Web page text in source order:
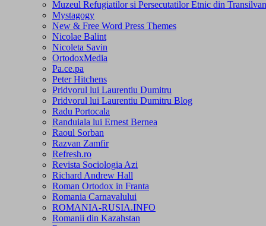
Muzeul Refugiatilor si Persecutatilor Etnic din
Mystagogy
New & Free Word Press Themes
Nicolae Balint
Nicoleta Savin
OrtodoxMedia
Pa.ce.pa
Peter Hitchens
Pridvorul lui Laurentiu Dumitru
Pridvorul lui Laurentiu Dumitru Blog
Radu Portocala
Randuiala lui Ernest Bernea
Raoul Sorban
Razvan Zamfir
Refresh.ro
Revista Sociologia Azi
Richard Andrew Hall
Roman Ortodox in Franta
Romania Carnavalului
ROMANIA-RUSIA.INFO
Romanii din Kazahstan